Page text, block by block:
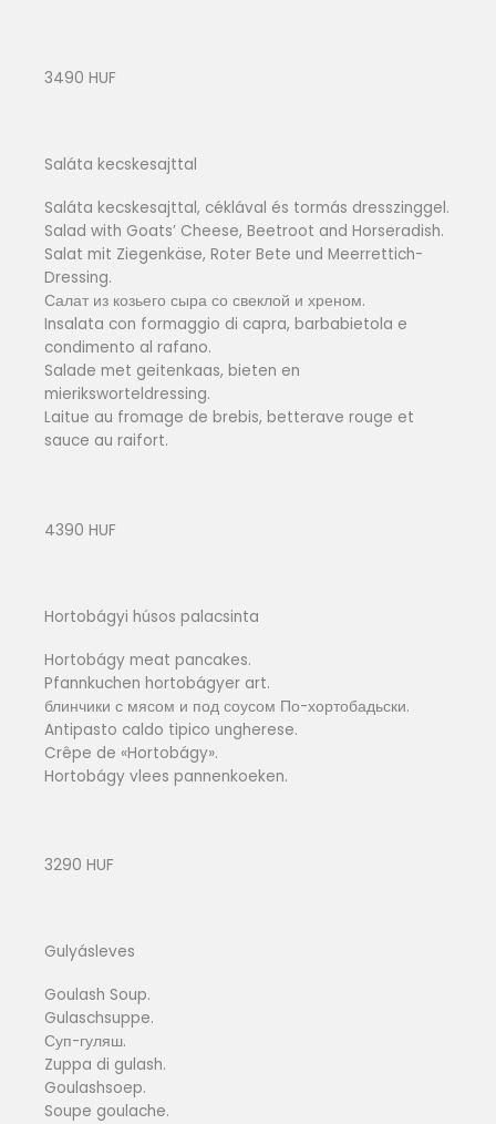
3490 HUF
Saláta kecskesajttal
Saláta kecskesajttal, céklával és tormás dresszinggel.
Salad with Goats’ Cheese, Beetroot and Horseradish.
Salat mit Ziegenkäse, Roter Bete und Meerrettich-
Dressing.
Салат из козьего сыра со свеклой и хреном.
Insalata con formaggio di capra, barbabietola e
condimento al rafano.
Salade met geitenkaas, bieten en
mieriksworteldressing.
Laitue au fromage de brebis, betterave rouge et
sauce au raifort.
4390 HUF
Hortobágyi húsos palacsinta
Hortobágy meat pancakes.
Pfannkuchen hortobágyer art.
блинчики с мясом и под соусом По-хортобадьски.
Antipasto caldo tipico ungherese.
Crêpe de «Hortobágy».
Hortobágy vlees pannenkoeken.
3290 HUF
Gulyásleves
Goulash Soup.
Gulaschsuppe.
Суп-гуляш.
Zuppa di gulash.
Goulashsoep.
Soupe goulache.